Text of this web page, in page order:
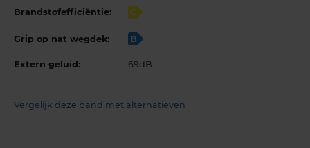
Brandstofefficiëntie: C
Grip op nat wegdek: B
Extern geluid: 69dB
Vergelijk deze band met alternatieven